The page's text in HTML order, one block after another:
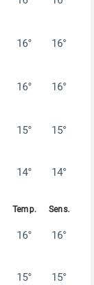
16° 16°
16° 16°
15° 15°
14° 14°
16° 16°
15° 15°